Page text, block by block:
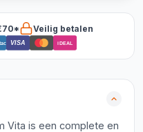
Veilig betalen
VISA iDEAL
Vita is een complete en